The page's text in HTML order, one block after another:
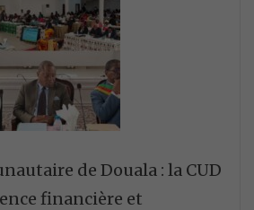
de Douala : la CUD
financière et